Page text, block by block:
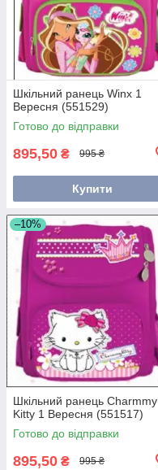
Шкільний ранець Winx 1
Вересня (551529)
Готово до відправки
895,50 ₴ 995 ₴
Купити
–10%
Шкільний ранець Charmmy
Kitty 1 Вересня (551517)
Готово до відправки
895,50 ₴ 995 ₴